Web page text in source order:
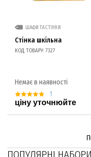
ШАФИ ТА СТІНКИ
Стінка шкільна
КОД ТОВАРУ: 7327
Немає в наявності
1
ціну уточнюйте